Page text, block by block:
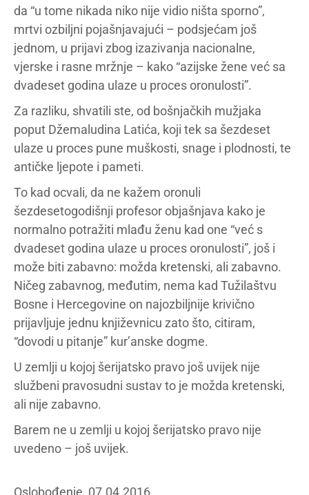
da “u tome nikada niko nije vidio ništa sporno”,
mrtvi ozbiljni pojašnjavajući – podsjećam još
jednom, u prijavi zbog izazivanja nacionalne,
vjerske i rasne mržnje – kako “azijske žene već sa
dvadeset godina ulaze u proces oronulosti”.
Za razliku, shvatili ste, od bošnjačkih mužjaka
poput Džemaludina Latića, koji tek sa šezdeset
ulaze u proces pune muškosti, snage i plodnosti, te
antičke ljepote i pameti.
To kad ocvali, da ne kažem oronuli
šezdesetogodišnji profesor objašnjava kako je
normalno potražiti mlađu ženu kad one “već s
dvadeset godina ulaze u proces oronulosti”, još i
može biti zabavno: možda kretenski, ali zabavno.
Ničeg zabavnog, međutim, nema kad Tužilaštvu
Bosne i Hercegovine on najozbiljnije krivično
prijavljuje jednu književnicu zato što, citiram,
“dovodi u pitanje” kur’anske dogme.
U zemlji u kojoj šerijatsko pravo još uvijek nije
službeni pravosudni sustav to je možda kretenski,
ali nije zabavno.
Barem ne u zemlji u kojoj šerijatsko pravo nije
uvedeno – još uvijek.
Oslobođenje, 07.04.2016.